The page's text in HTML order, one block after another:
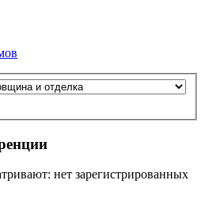
нет зарегистрированных